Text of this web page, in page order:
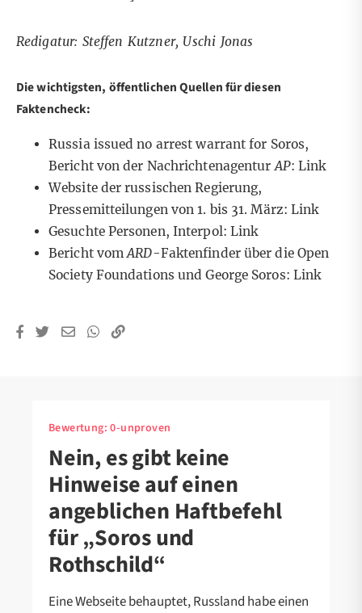
Redigatur: Steffen Kutzner, Uschi Jonas
Die wichtigsten, öffentlichen Quellen für diesen
Faktencheck:
Russia issued no arrest warrant for Soros,
Bericht von der NachrichtenagenturAP: Link
Website der russischen Regierung,
Pressemitteilungen von 1. bis 31. März:Link
Gesuchte Personen, Interpol: Link
Bericht vomARD-Faktenfinder über die Open
Society Foundations und George Soros: Link
Bewertung:0-unproven
Nein, es gibt keine
Hinweise auf einen
angeblichen Haftbefehl
für „Soros und
Rothschild“
Eine Webseite behauptet, Russland habe einen